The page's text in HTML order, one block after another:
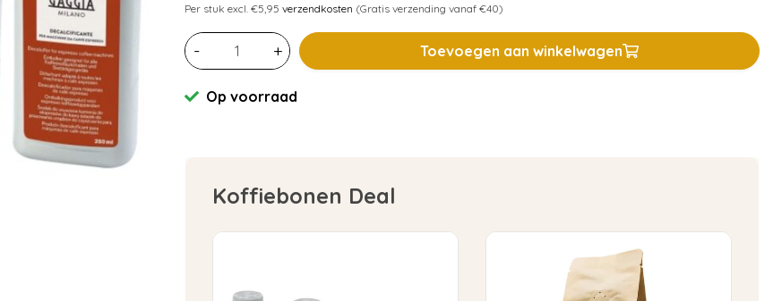
Per stuk excl. €5,95 verzendkosten (Gratis verzending vanaf €40)
- + Toevoegen aan winkelwagen
Op voorraad
Koffiebonen Deal